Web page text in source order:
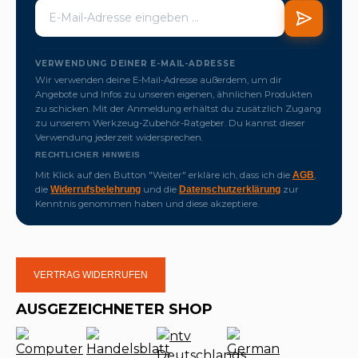
VERWENDUNG DEINER E-MAIL-ADRESSE
Wir verwenden deine E-Mail-Adresse außerdem, um dir
Angebote und Infos zu unseren eigenen, ähnlichen Produkten
zu schicken. Mit der Anmeldung erhältst du zusätzlich Zugang
zu unserem Werkzeug-Zubehör-Ratgeber. Du kannst dieser
Verwendung jederzeit widersprechen.
RECHTLICHER HINWEIS
Mit Klick auf den Button "Weiter" erkläre ich, dass ich die AGB,
die Widerrufsbelehrung und die Datenschutzerklärung zur
Kenntnis genommen haben und diese akzeptiere.
VERTRAG WIDERRUFEN
AUSGEZEICHNETER SHOP